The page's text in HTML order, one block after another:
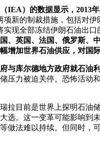
IEA）的数据显示，2013
项新的制裁措施，包括对
实现全部冻结伊朗石油出
、英国、法国、俄罗斯
增加世界石油供应，对国
与库尔德地方政府就石油
压力被迫关停。恐怖活动
目前是世界上探明石油储
选。这一变革可能影响
做法难以持续。但同时，